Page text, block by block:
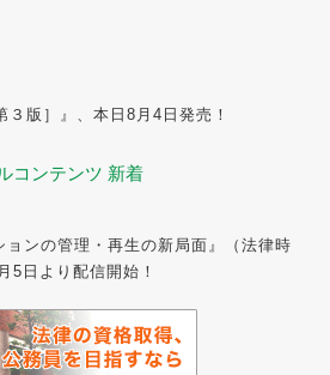
３版］』、本日8月4日発売！
コンテンツ 新着
ョンの管理・再生の新局面』（法律時
5日より配信開始！